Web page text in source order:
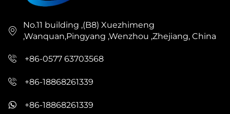
No.11 building ,(B8) Xuezhimeng
,Wanquan,Pingyang ,Wenzhou ,Zhejiang, China
+86-0577 63703568
+86-18868261339
+86-18868261339